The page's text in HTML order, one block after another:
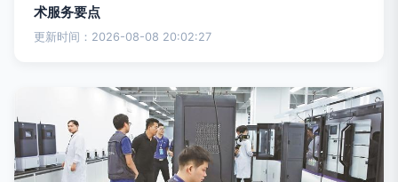
术服务要点
更新时间：2026-08-08 20:02:27